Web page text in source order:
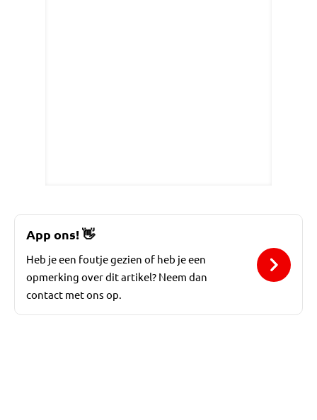
App ons!👋
Heb je een foutje gezien of heb je een
opmerking over dit artikel? Neem dan
contact met ons op.